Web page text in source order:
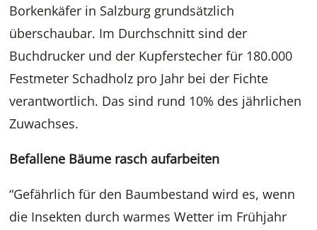
Borkenkäfer in Salzburg grundsätzlich
überschaubar. Im Durchschnitt sind der
Buchdrucker und der Kupferstecher für 180.000
Festmeter Schadholz pro Jahr bei der Fichte
verantwortlich. Das sind rund 10% des jährlichen
Zuwachses.
Befallene Bäume rasch aufarbeiten
“Gefährlich für den Baumbestand wird es, wenn
die Insekten durch warmes Wetter im Frühjahr